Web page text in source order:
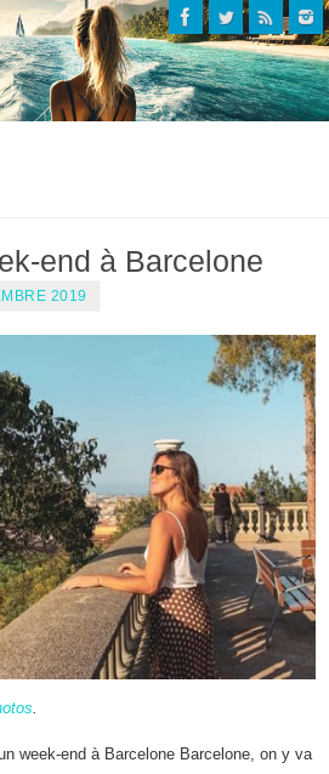
end à Barcelone
2019
week-end à Barcelone Barcelone, on y va